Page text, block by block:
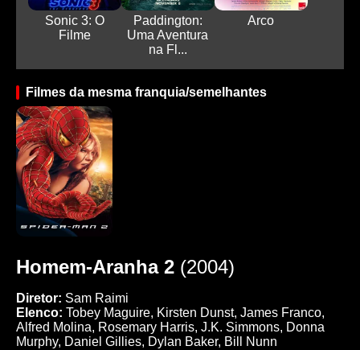
Sonic 3: O
Filme
Paddington:
Uma Aventura
na Fl...
Arco
Filmes da mesma franquia/semelhantes
Homem-Aranha 2 (2004)
Diretor: Sam Raimi
Elenco: Tobey Maguire, Kirsten Dunst, James Franco,
Alfred Molina, Rosemary Harris, J.K. Simmons, Donna
Murphy, Daniel Gillies, Dylan Baker, Bill Nunn